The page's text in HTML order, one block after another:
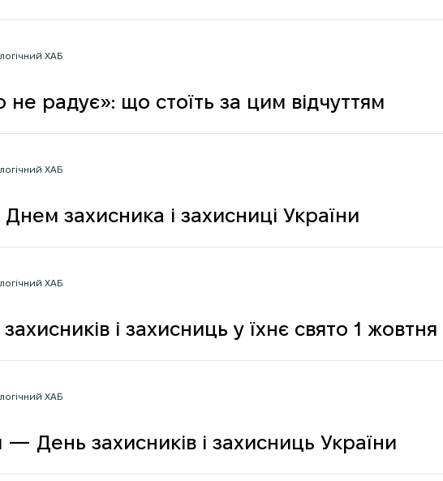
не радує»: що стоїть за цим відчуттям
ХАБ
Днем захисника і захисниці України
ХАБ
і захисниць у їхнє свято 1 жовтня
ХАБ
День захисників і захисниць України
ХАБ